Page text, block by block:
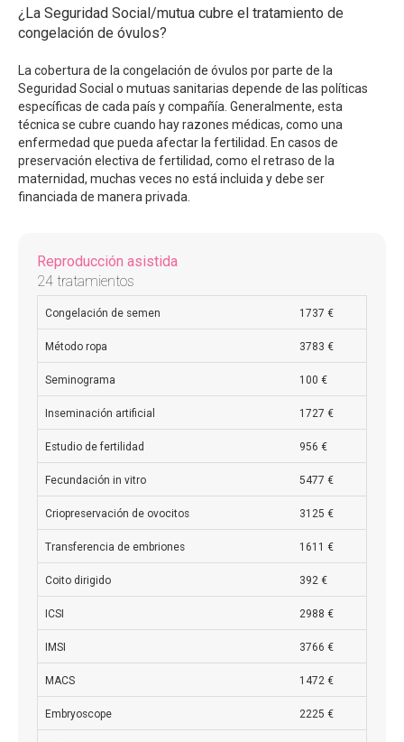
¿La Seguridad Social/mutua cubre el tratamiento de
congelación de óvulos?
La cobertura de la congelación de óvulos por parte de la
Seguridad Social o mutuas sanitarias depende de las políticas
específicas de cada país y compañía. Generalmente, esta
técnica se cubre cuando hay razones médicas, como una
enfermedad que pueda afectar la fertilidad. En casos de
preservación electiva de fertilidad, como el retraso de la
maternidad, muchas veces no está incluida y debe ser
financiada de manera privada.
Reproducción asistida
24 tratamientos
Congelación de semen 1737 €
Método ropa 3783 €
Seminograma 100 €
Inseminación artificial 1727 €
Estudio de fertilidad 956 €
Fecundación in vitro 5477 €
Criopreservación de ovocitos 3125 €
Transferencia de embriones 1611 €
Coito dirigido 392 €
ICSI 2988 €
IMSI 3766 €
MACS 1472 €
Embryoscope 2225 €